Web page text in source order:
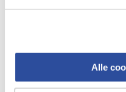
Alle
Altijd onze folder